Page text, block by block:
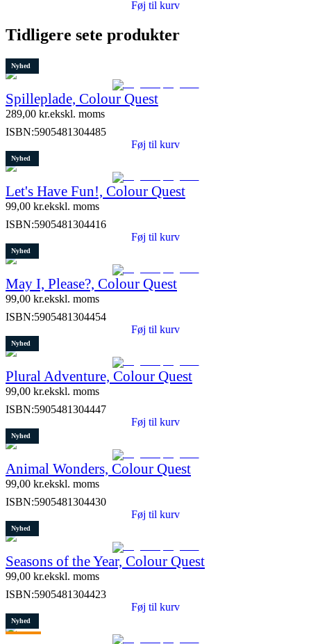
Føj til kurv
Tidligere sete produkter
Nyhed
Spilleplade, Colour Quest
289,00 kr.ekskl. moms
ISBN:5905481304485
Føj til kurv
Nyhed
Let's Have Fun!, Colour Quest
99,00 kr.ekskl. moms
ISBN:5905481304416
Føj til kurv
Nyhed
May I, Please?, Colour Quest
99,00 kr.ekskl. moms
ISBN:5905481304454
Føj til kurv
Nyhed
Plural Adventure, Colour Quest
99,00 kr.ekskl. moms
ISBN:5905481304447
Føj til kurv
Nyhed
Animal Wonders, Colour Quest
99,00 kr.ekskl. moms
ISBN:5905481304430
Føj til kurv
Nyhed
Seasons of the Year, Colour Quest
99,00 kr.ekskl. moms
ISBN:5905481304423
Føj til kurv
Nyhed